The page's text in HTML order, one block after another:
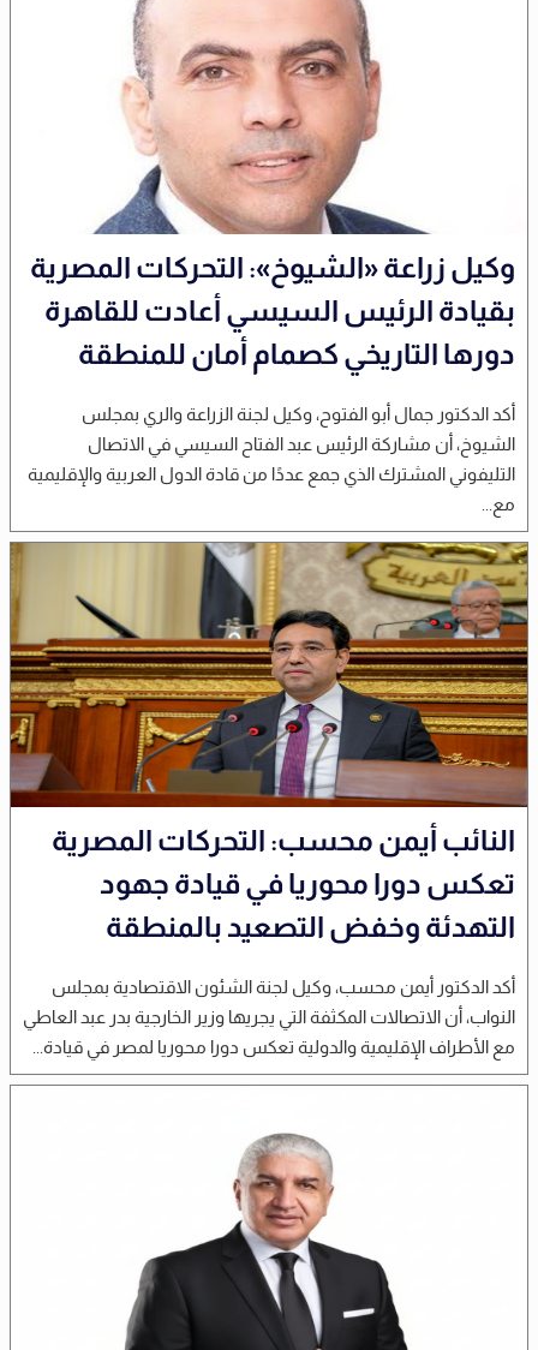
وكيل زراعة «الشيوخ»: التحركات المصرية
بقيادة الرئيس السيسي أعادت للقاهرة
دورها التاريخي كصمام أمان للمنطقة
أكد الدكتور جمال أبو الفتوح، وكيل لجنة الزراعة والري بمجلس
الشيوخ، أن مشاركة الرئيس عبد الفتاح السيسي في الاتصال
التليفوني المشترك الذي جمع عددًا من قادة الدول العربية والإقليمية
مع...
النائب أيمن محسب: التحركات المصرية
تعكس دورا محوريا في قيادة جهود
التهدئة وخفض التصعيد بالمنطقة
أكد الدكتور أيمن محسب، وكيل لجنة الشئون الاقتصادية بمجلس
النواب، أن الاتصالات المكثفة التي يجريها وزير الخارجية بدر عبد العاطي
مع الأطراف الإقليمية والدولية تعكس دورا محوريا لمصر في قيادة...